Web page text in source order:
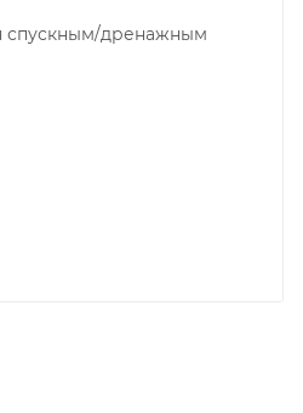
спускным/дренажным